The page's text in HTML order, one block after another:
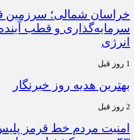
خراسان شمالی؛
سرمایه‌گذاری و قطب آینده
انرژی
1 روز قبل
بهترین هدیه روز خبرنگار
2 روز قبل
امنیت مردم خط قرمز